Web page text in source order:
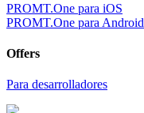
PROMT.One para iOS
PROMT.One para Android
Offers
Para desarrolladores